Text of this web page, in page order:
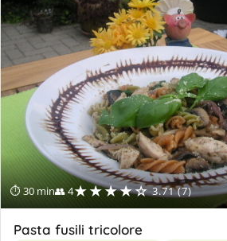
⏱ 30 min👥 4★★★★☆ 3.71 (7)
Pasta fusili tricolore